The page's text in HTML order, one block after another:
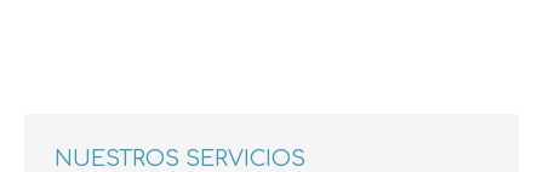
NUESTROS SERVICIOS